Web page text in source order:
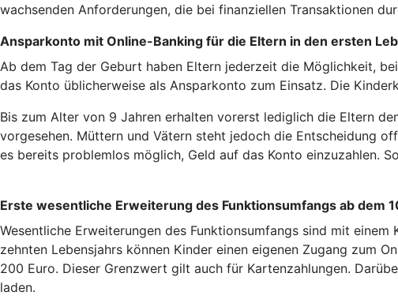
wachsenden Anforderungen, die bei finanziellen Transaktionen
Ansparkonto mit Online-Banking für die Eltern in den ersten
Ab dem Tag der Geburt haben Eltern jederzeit die Möglichkeit,
das Konto üblicherweise als Ansparkonto zum Einsatz. Die
Bis zum Alter von 9 Jahren erhalten vorerst lediglich die Eltern
vorgesehen. Müttern und Vätern steht jedoch die Entscheidung
es bereits problemlos möglich, Geld auf das Konto einzuzahlen.
Erste wesentliche Erweiterung des Funktionsumfangs ab dem
Wesentliche Erweiterungen des Funktionsumfangs sind mit
zehnten Lebensjahrs können Kinder einen eigenen Zugang zum
200 Euro. Dieser Grenzwert gilt auch für Kartenzahlungen.
laden.